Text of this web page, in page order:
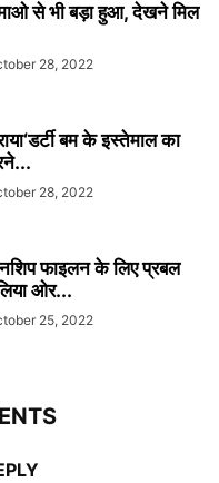
से भी बड़ा हुआ, देखने मिल
28, 2022
बम के इस्तेमाल का
28, 2022
फाइलन के लिए प्रबल
ओर...
25, 2022